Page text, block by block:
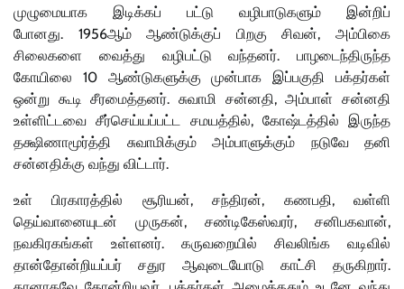
முழுமையாக இடிக்கப் பட்டு வழிபாடுகளும் இன்றிப்
போனது. 1956ஆம் ஆண்டுக்குப் பிறகு சிவன், அம்பிகை
சிலைகளை வைத்து வழிபட்டு வந்தனர். பாழடைந்திருந்த
கோயிலை 10 ஆண்டுகளுக்கு முன்பாக இப்பகுதி பக்தர்கள்
ஒன்று கூடி சீரமைத்தனர். சுவாமி சன்னதி, அம்பாள் சன்னதி
உள்ளிட்டவை சீர்செய்யப்பட்ட சமயத்தில், கோஷ்டத்தில் இருந்த
தக்ஷிணாமூர்த்தி சுவாமிக்கும் அம்பாளுக்கும் நடுவே தனி
சன்னதிக்கு வந்து விட்டார்.
உள் பிரகாரத்தில் சூரியன், சந்திரன், கணபதி, வள்ளி
தெய்வானையுடன் முருகன், சண்டிகேஸ்வரர், சனிபகவான்,
நவகிரகங்கள் உள்ளனர். கருவறையில் சிவலிங்க வடிவில்
தான்தோன்றியப்பர் சதுர ஆவுடையோடு காட்சி தருகிறார்.